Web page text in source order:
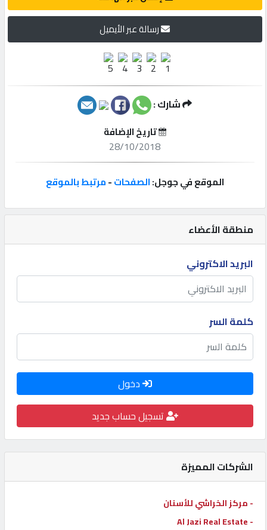
شركات
إعلانات
المنتدى
كيو
مزاد
كيو
نمبر
كيو
كارز
كيو
ماركت
الدليل
القطري
منطقة الأعضاء
البريد الاكتروني
كلمة السر
دخول
تسجيل حساب جديد
الشركات المميزة
- مركز الخراشي للأسنان
- Al Jazi Real Estate
رسالة عبر الأيميل
شارك :
تاريخ الإضافة
28/10/2018
الموقع في جوجل:الصفحات-مرتبط بالموقع